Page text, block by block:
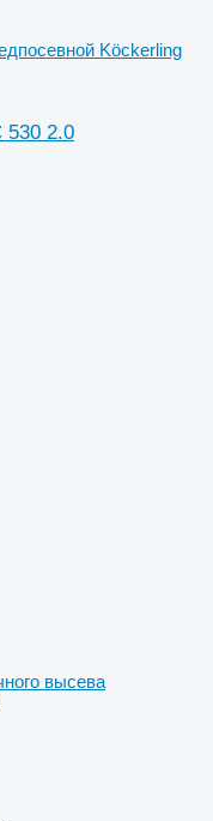
Köckerling
530 2.0
высева